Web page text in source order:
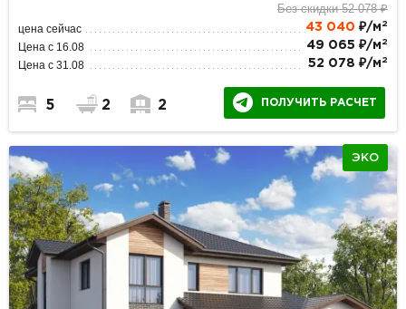
Без скидки 52 078 ₽
цена сейчас 43 040 ₽/м 2
Цена с 16.08 49 065 ₽/м 2
Цена с 31.08 52 078 ₽/м 2
5 2 2 ПОЛУЧИТЬ РАСЧЕТ
ЭКО